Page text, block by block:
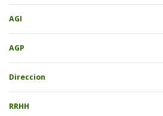
AGI
AGP
Direccion
RRHH